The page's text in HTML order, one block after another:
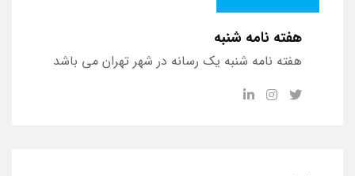
هفته نامه شنبه
هفته نامه شنبه یک رسانه در شهر تهران می باشد